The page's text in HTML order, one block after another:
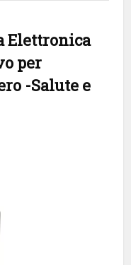
Elettronica
per
-Salute e